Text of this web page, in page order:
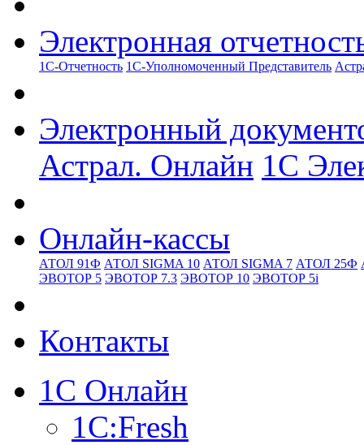
Электронная
1С-Отчетность 1С-Уполномоченный Представитель
Электронный
Астрал. Онлайн 1С
Онлайн-кассы
АТОЛ 91Ф АТОЛ SIGMA 10 АТОЛ SIGMA 7 АТОЛ 25Ф
ЭВОТОР 5 ЭВОТОР 7.3 ЭВОТОР 10 ЭВОТОР 5i
Контакты
1С Онлайн
1С:Fresh